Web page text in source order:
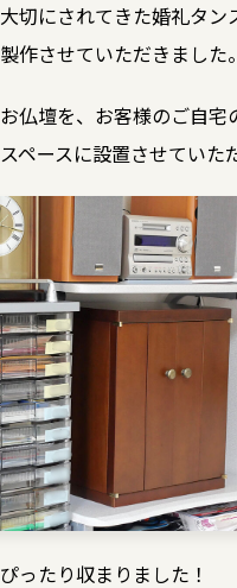
切にされてきた婚礼タン
作させていただきました。
仏壇を、お客様のご自宅
ペースに設置させていた
ったり収まりました！